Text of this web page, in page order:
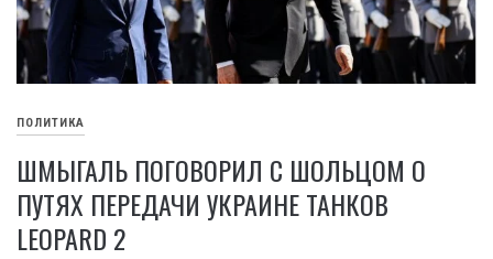
ПОЛИТИКА
ШМЫГАЛЬ ПОГОВОРИЛ С ШОЛЬЦОМ О
ПУТЯХ ПЕРЕДАЧИ УКРАИНЕ ТАНКОВ
LEOPARD 2